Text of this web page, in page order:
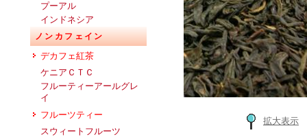
プーアル
インドネシア
ノンカフェイン
デカフェ紅茶
ケニアＣＴＣ
フルーティーアールグレ
イ
フルーツティー
スウィートフルーツ
拡大表示